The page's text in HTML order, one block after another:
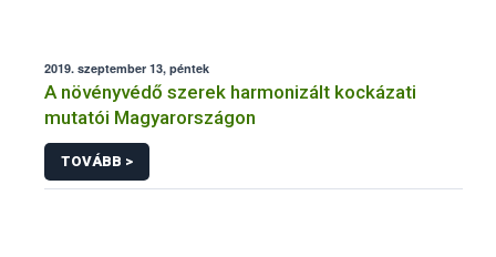
2019. szeptember 13, péntek
A növényvédő szerek harmonizált kockázati
mutatói Magyarországon
TOVÁBB >